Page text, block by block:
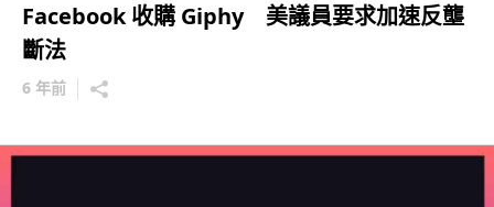
Facebook 收購 Giphy 美議員要求加速反壟
斷法
6 年前